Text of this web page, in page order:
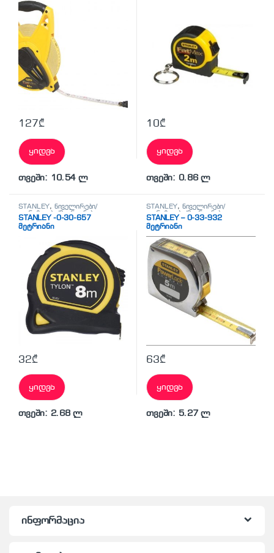
127₾
ყიდვა
თვეში: 10.54 ლ
10₾
ყიდვა
თვეში: 0.86 ლ
STANLEY, ნიველირები/
თარაზოები/მეტრიანები
STANLEY -0-30-657
მეტრიანი
32₾
ყიდვა
თვეში: 2.68 ლ
STANLEY, ნიველირები/
თარაზოები/მეტრიანები
STANLEY – 0-33-932
მეტრიანი
63₾
ყიდვა
თვეში: 5.27 ლ
ინფორმაცია